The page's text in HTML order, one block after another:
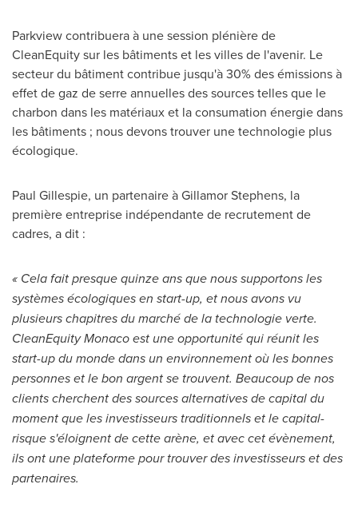
Parkview contribuera à une session plénière de
CleanEquity sur les bâtiments et les villes de l'avenir. Le
secteur du bâtiment contribue jusqu'à 30% des émissions à
effet de gaz de serre annuelles des sources telles que le
charbon dans les matériaux et la consumation énergie dans
les bâtiments ; nous devons trouver une technologie plus
écologique.
Paul Gillespie, un partenaire à Gillamor Stephens, la
première entreprise indépendante de recrutement de
cadres, a dit :
« Cela fait presque quinze ans que nous supportons les
systèmes écologiques en start-up, et nous avons vu
plusieurs chapitres du marché de la technologie verte.
CleanEquity Monaco est une opportunité qui réunit les
start-up du monde dans un environnement où les bonnes
personnes et le bon argent se trouvent. Beaucoup de nos
clients cherchent des sources alternatives de capital du
moment que les investisseurs traditionnels et le capital-
risque s'éloignent de cette arène, et avec cet évènement,
ils ont une plateforme pour trouver des investisseurs et des
partenaires.